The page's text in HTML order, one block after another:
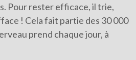
Pour rester efficace, il trie,
! Cela fait partie des 30 000
prend chaque jour, à